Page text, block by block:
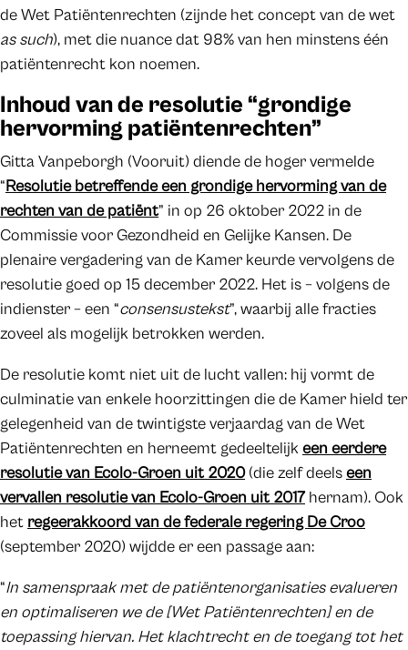
de Wet Patiëntenrechten (zijnde het concept van de wet
as such), met die nuance dat 98% van hen minstens één
patiëntenrecht kon noemen.
Inhoud van de resolutie “grondige
hervorming patiëntenrechten”
Gitta Vanpeborgh (Vooruit) diende de hoger vermelde
“Resolutie betreffende een grondige hervorming van de
rechten van de patiënt” in op 26 oktober 2022 in de
Commissie voor Gezondheid en Gelijke Kansen. De
plenaire vergadering van de Kamer keurde vervolgens de
resolutie goed op 15 december 2022. Het is – volgens de
indienster – een “consensustekst”, waarbij alle fracties
zoveel als mogelijk betrokken werden.
De resolutie komt niet uit de lucht vallen: hij vormt de
culminatie van enkele hoorzittingen die de Kamer hield ter
gelegenheid van de twintigste verjaardag van de Wet
Patiëntenrechten en herneemt gedeeltelijkeen eerdere
resolutie van Ecolo-Groen uit 2020(die zelf deelseen
vervallen resolutie van Ecolo-Groen uit 2017 hernam). Ook
het regeerakkoord van de federale regering De Croo
(september 2020) wijdde er een passage aan:
“In samenspraak met de patiëntenorganisaties evalueren
en optimaliseren we de [Wet Patiëntenrechten] en de
toepassing hiervan. Het klachtrecht en de toegang tot het